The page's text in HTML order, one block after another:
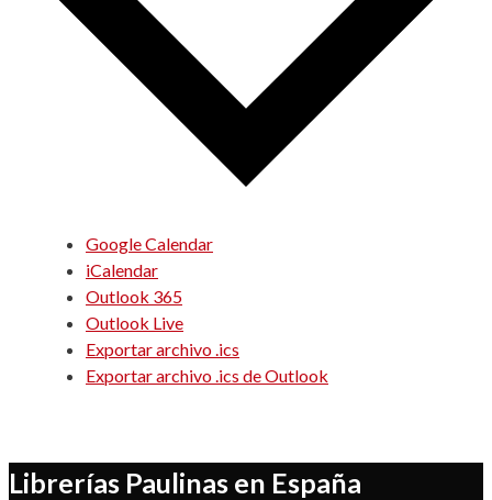
Google Calendar
iCalendar
Outlook 365
Outlook Live
Exportar archivo .ics
Exportar archivo .ics de Outlook
Librerías Paulinas en España